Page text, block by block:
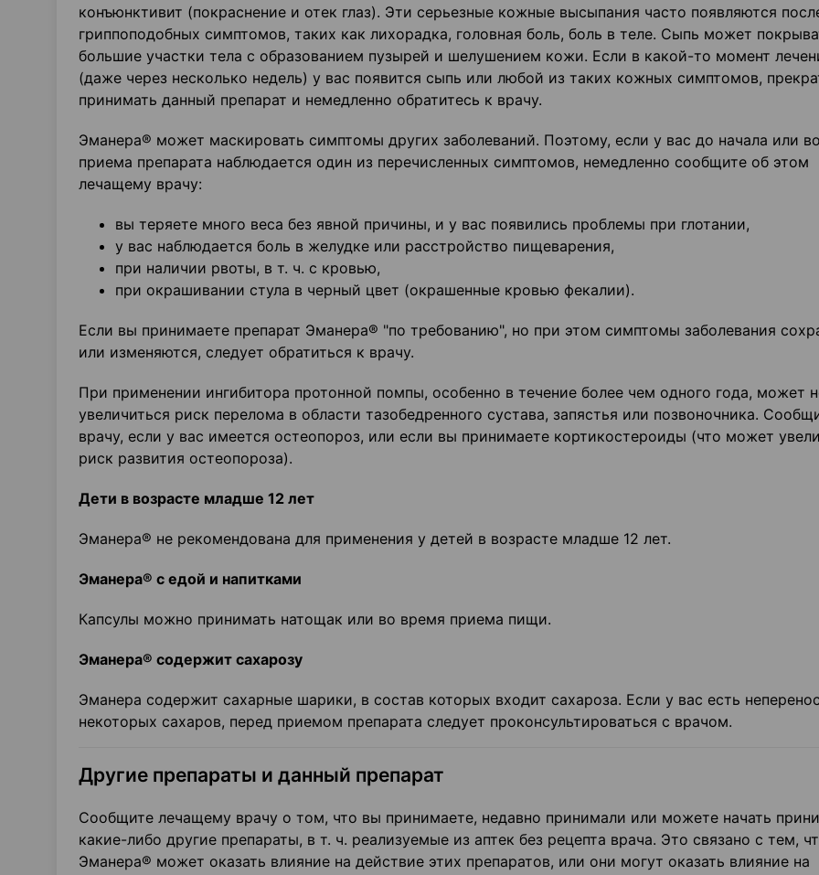
конъюнктивит (покраснение и отек глаз). Эти серьезные кожные высыпания часто появляются
гриппоподобных симптомов, таких как лихорадка, головная боль, боль в теле. Сыпь может
большие участки тела с образованием пузырей и шелушением кожи. Если в какой-то момент
(даже через несколько недель) у вас появится сыпь или любой из таких кожных симптомов,
принимать данный препарат и немедленно обратитесь к врачу.
Эманера® может маскировать симптомы других заболеваний. Поэтому, если у вас до начала или
приема препарата наблюдается один из перечисленных симптомов, немедленно сообщите об этом
лечащему врачу:
вы теряете много веса без явной причины, и у вас появились проблемы при глотании,
у вас наблюдается боль в желудке или расстройство пищеварения,
при наличии рвоты, в т. ч. с кровью,
при окрашивании стула в черный цвет (окрашенные кровью фекалии).
Если вы принимаете препарат Эманера® "по требованию", но при этом симптомы заболевания
или изменяются, следует обратиться к врачу.
При применении ингибитора протонной помпы, особенно в течение более чем одного года, может
увеличиться риск перелома в области тазобедренного сустава, запястья или позвоночника.
врачу, если у вас имеется остеопороз, или если вы принимаете кортикостероиды (что может
риск развития остеопороза).
Дети в возрасте младше 12 лет
Эманера® не рекомендована для применения у детей в возрасте младше 12 лет.
Эманера® с едой и напитками
Капсулы можно принимать натощак или во время приема пищи.
Эманера® содержит сахарозу
Эманера содержит сахарные шарики, в состав которых входит сахароза. Если у вас есть
некоторых сахаров, перед приемом препарата следует проконсультироваться с врачом.
Другие препараты и данный препарат
Сообщите лечащему врачу о том, что вы принимаете, недавно принимали или можете начать
какие-либо другие препараты, в т. ч. реализуемые из аптек без рецепта врача. Это связано с тем,
Эманера® может оказать влияние на действие этих препаратов, или они могут оказать влияние на